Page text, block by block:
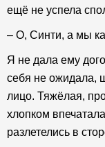
ещё не успела
– О, Синти, а мы
Я не дала ему
себя не ожидала,
лицо. Тяжёлая,
хлопком
разлетелись в